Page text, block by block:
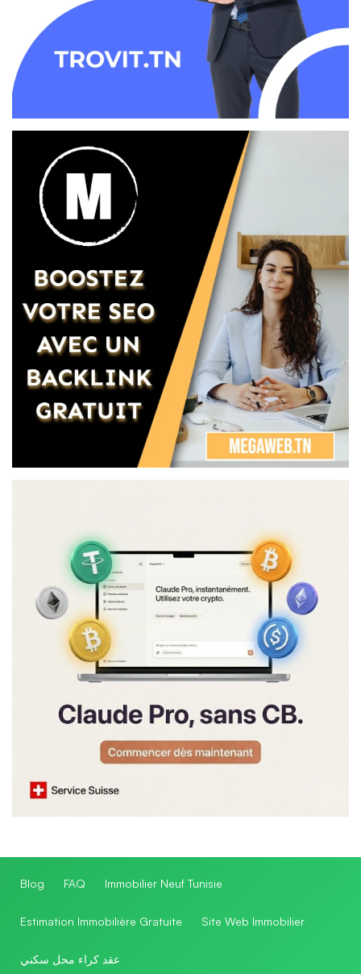
Blog FAQ Immobilier Neuf Tunisie
Estimation Immobilière Gratuite Site Web Immobilier
عقد كراء محل سكني